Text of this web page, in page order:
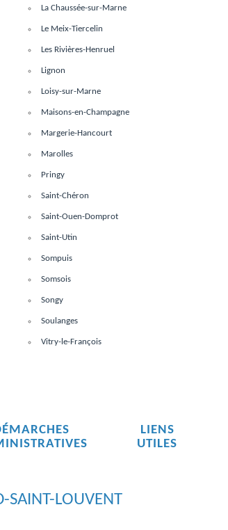
La Chaussée-sur-Marne
Le Meix-Tiercelin
Les Rivières-Henruel
Lignon
Loisy-sur-Marne
Maisons-en-Champagne
Margerie-Hancourt
Marolles
Pringy
Saint-Chéron
Saint-Ouen-Domprot
Saint-Utin
Sompuis
Somsois
Songy
Soulanges
Vitry-le-François
LIENS
UTILES
SAINT-LOUVENT